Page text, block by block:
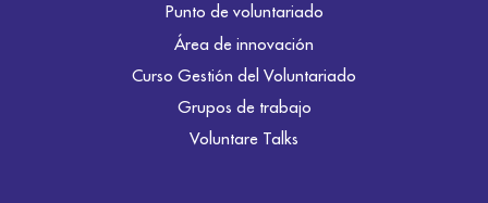
Punto de voluntariado
Área de innovación
Curso Gestión del Voluntariado
Grupos de trabajo
Voluntare Talks